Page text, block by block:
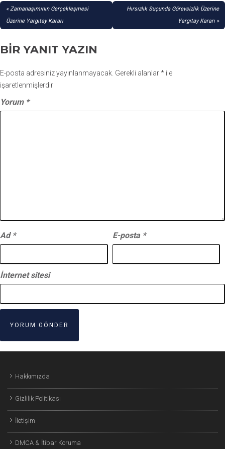
YAZI
GEZINMESI
Zamanaşımının Gerçekleşmesi
Üzerine Yargıtay Kararı
Hırsızlık Suçunda Görevsizlik Üzerine
Yargıtay Kararı
BIR YANIT YAZIN
E-posta adresiniz yayınlanmayacak. Gerekli alanlar* ile
işaretlenmişlerdir
Yorum *
Ad * E-posta *
İnternet sitesi
Hakkımızda
Gizlilik Politikası
İletişim
DMCA & İtibar Koruma